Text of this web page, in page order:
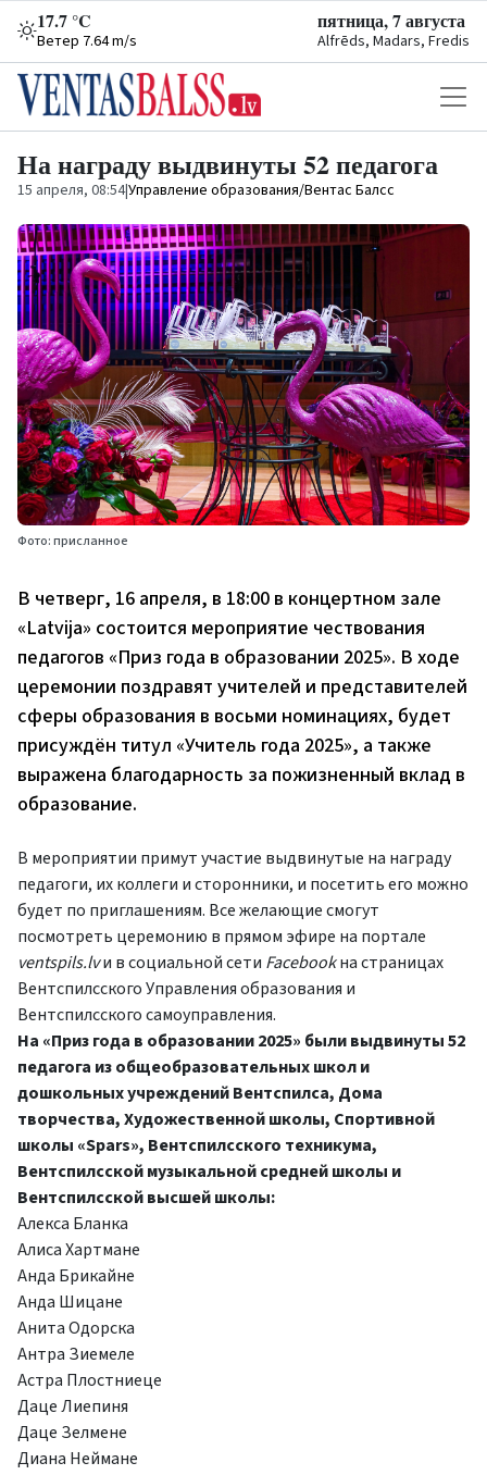
17.7 °C
Ветер 7.64 m/s
пятница, 7 августа
Alfrēds, Madars, Fredis
На награду выдвинуты 52 педагога
15 апреля, 08:54|Управление образования/Вентас Балсс
Фото: присланное
В четверг, 16 апреля, в 18:00 в концертном зале
«Latvija» состоится мероприятие чествования
педагогов «Приз года в образовании 2025». В ходе
церемонии поздравят учителей и представителей
сферы образования в восьми номинациях, будет
присуждён титул «Учитель года 2025», а также
выражена благодарность за пожизненный вклад в
образование.
В мероприятии примут участие выдвинутые на награду
педагоги, их коллеги и сторонники, и посетить его можно
будет по приглашениям. Все желающие смогут
посмотреть церемонию в прямом эфире на портале
ventspils.lvи в социальной сети Facebookна страницах
Вентспилсского Управления образования и
Вентспилсского самоуправления.
На «Приз года в образовании 2025» были выдвинуты 52
педагога из общеобразовательных школ и
дошкольных учреждений Вентспилса, Дома
творчества, Художественной школы, Спортивной
школы «Spars», Вентспилсского техникума,
Вентспилсской музыкальной средней школы и
Вентспилсской высшей школы:
Алекса Бланка
Алиса Хартмане
Анда Брикайне
Анда Шицане
Анита Одорска
Антра Зиемеле
Астра Плостниеце
Даце Лиепиня
Даце Зелмене
Диана Неймане